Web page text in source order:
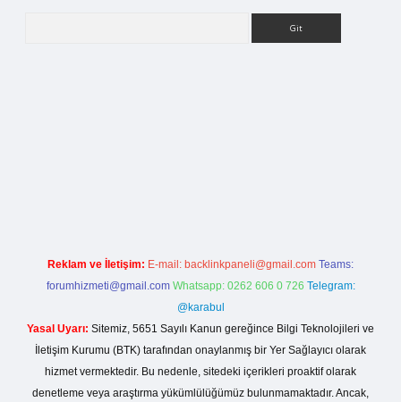
Reklam ve İletişim: E-mail: backlinkpaneli@gmail.com Teams:
forumhizmeti@gmail.com Whatsapp: 0262 606 0 726 Telegram:
@karabul
Yasal Uyarı: Sitemiz, 5651 Sayılı Kanun gereğince Bilgi Teknolojileri ve
İletişim Kurumu (BTK) tarafından onaylanmış bir Yer Sağlayıcı olarak
hizmet vermektedir. Bu nedenle, sitedeki içerikleri proaktif olarak
denetleme veya araştırma yükümlülüğümüz bulunmamaktadır. Ancak,